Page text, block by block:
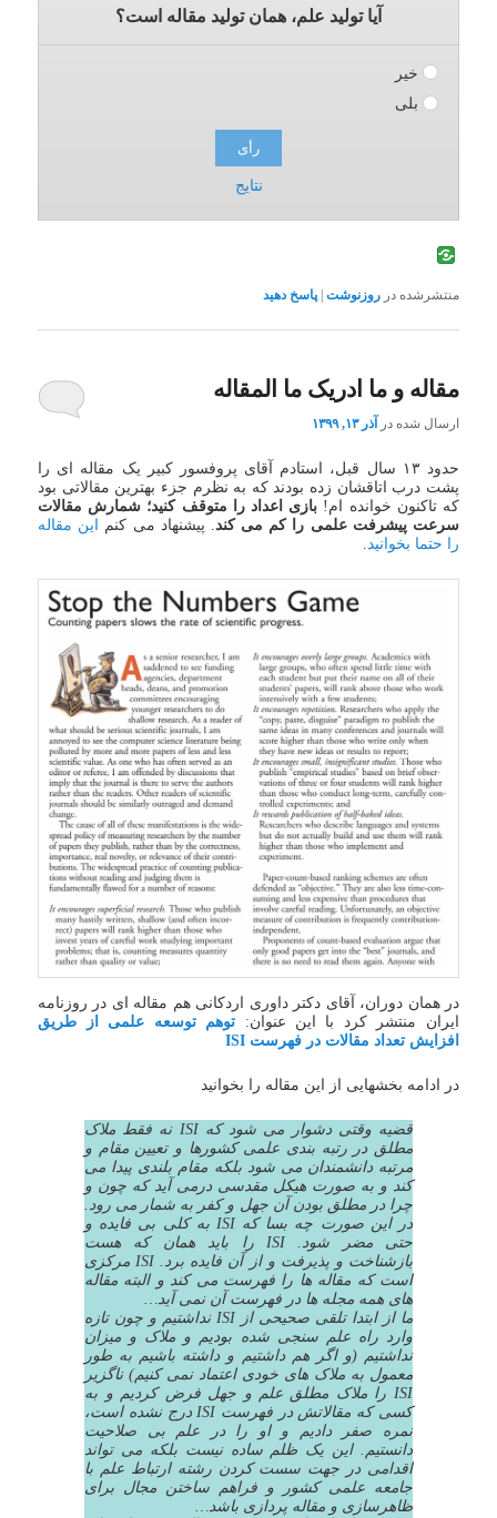
آیا تولید علم، همان تولید مقاله است؟
خیر
بلی
نتایج
منتشرشده در روزنوشت |پاسخ دهید
مقاله و ما ادریک ما المقاله
ارسال شده در آذر ۱۳, ۱۳۹۹
حدود ۱۳ سال قبل، استادم آقای پروفسور کبیر یک مقاله ای را
پشت درب اتاقشان زده بودند که به نظرم جزء بهترین مقالاتی بود
که تاکنون خوانده ام! بازی اعداد را متوقف کنید؛ شمارش مقالات
سرعت پیشرفت علمی را کم می کند. پیشنهاد می کنم
این مقاله
را حتما بخوانید.
در همان دوران، آقای دکتر داوری اردکانی هم مقاله ای در روزنامه
ایران منتشر کرد با این عنوان: توهم توسعه علمی از طریق
افزایش تعداد مقالات در فهرست ISI
در ادامه بخشهایی از این مقاله را بخوانید
قضیه وقتی دشوار می شود که ISI نه فقط ملاک
مطلق در رتبه بندی علمی کشورها و تعیین مقام و
مرتبه دانشمندان می شود بلکه مقام بلندی پیدا می
کند و به صورت هیکل مقدسی درمی آید که چون و
چرا در مطلق بودن آن جهل و کفر به شمار می رود.
در این صورت چه بسا که ISI به کلی بی فایده و
حتی مضر شود. ISI را باید همان که هست
بازشناخت و پذیرفت و از آن فایده برد. ISI مرکزی
است که مقاله ها را فهرست می کند و البته مقاله
های همه مجله ها در فهرست آن نمی آید…
ما از ابتدا تلقی صحیحی از ISI نداشتیم و چون تازه
وارد راه علم سنجی شده بودیم و ملاک و میزان
نداشتیم (و اگر هم داشتیم و داشته باشیم به طور
معمول به ملاک های خودی اعتماد نمی کنیم) ناگزیر
ISI را ملاک مطلق علم و جهل فرض کردیم و به
کسی که مقالاتش در فهرست ISI درج نشده است،
نمره صفر دادیم و او را در علم بی صلاحیت
دانستیم. این یک ظلم ساده نیست بلکه می تواند
اقدامی در جهت سست کردن رشته ارتباط علم با
جامعه علمی کشور و فراهم ساختن مجال برای
ظاهرسازی و مقاله پردازی باشد…